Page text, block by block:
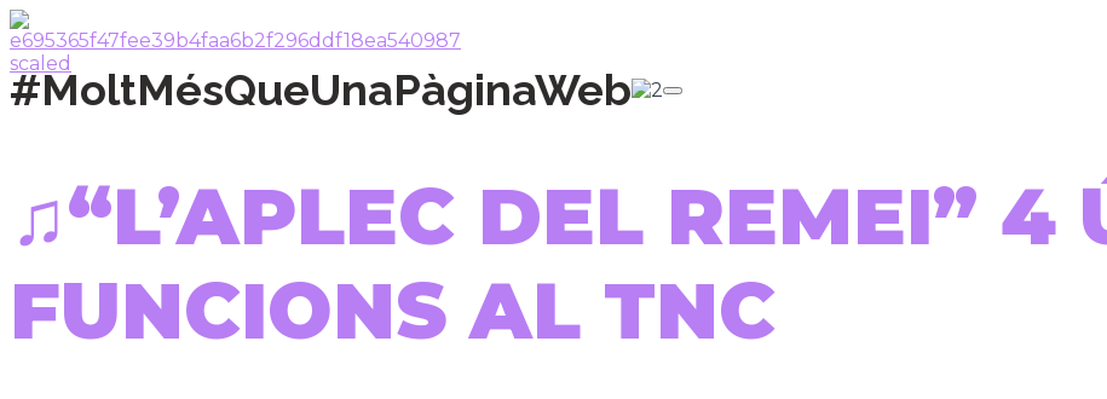
#MoltMésQueUnaPàginaWeb
♫“L’APLEC DEL REMEI” 4
FUNCIONS AL TNC